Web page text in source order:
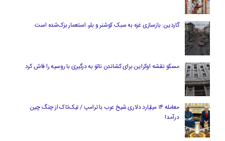
گاردین: بازسازی غزه به سبک کوشنر و بلر، استعمار بزک‌شده است
مسکو نقشه اوکراین برای کشاندن ناتو به درگیری با روسیه را فاش کرد
معامله ۱۴ میلیارد دلاری شیخ عرب با ترامپ / تیک‌تاک از چنگ چین
درآمد!